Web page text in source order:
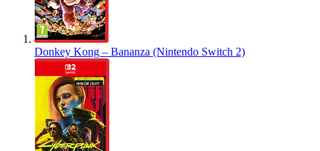
Donkey Kong – Bananza (Nintendo Switch 2)